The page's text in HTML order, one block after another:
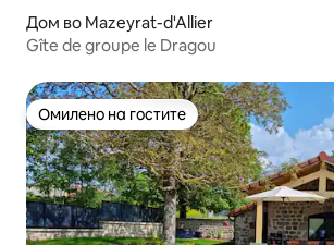
Дом во Mazeyrat-d'Allier
Gîte de groupe le Dragou
Омилено на гостите
Омилено на гостите